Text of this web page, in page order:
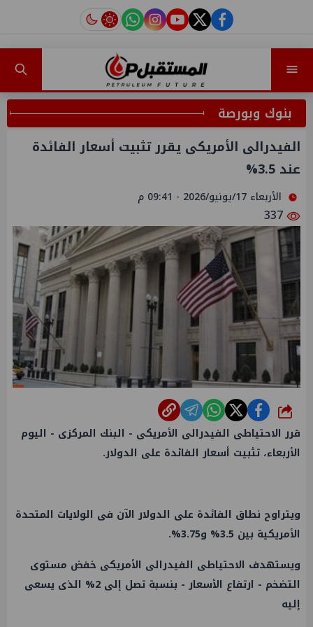
facebook
twitter
youtube
instagram
tiktok
بنوك وبورصة
الفيدرالى الأمريكى يقرر تثبيت أسعار الفائدة
عند 3.5%
الأربعاء 17/يونيو/2026 - 09:41 م
شارك
قرر الاحتياطى الفيدرالى الأمريكى - البنك المركزى - اليوم
الأربعاء، تثبيت أسعار الفائدة على الدولار.
ويتراوح نطاق الفائدة على الدولار الآن فى الولايات المتحدة
الأمريكية بين 3.5% و3.75%.
ويستهدف الاحتياطى الفيدرالى الأمريكى خفض مستوى
التضخم - ارتفاع الأسعار - بنسبة تصل إلى 2% الذى يسعى
إليه